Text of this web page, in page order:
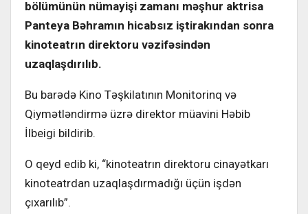
bölümünün nümayişi zamanı məşhur aktrisa
Panteya Bəhramın hicabsız iştirakından sonra
kinoteatrın direktoru vəzifəsindən
uzaqlaşdırılıb.
Bu barədə Kino Təşkilatının Monitorinq və
Qiymətləndirmə üzrə direktor müavini Həbib
İlbeigi bildirib.
O qeyd edib ki, “kinoteatrın direktoru cinayətkarı
kinoteatrdan uzaqlaşdırmadığı üçün işdən
çıxarılıb”.